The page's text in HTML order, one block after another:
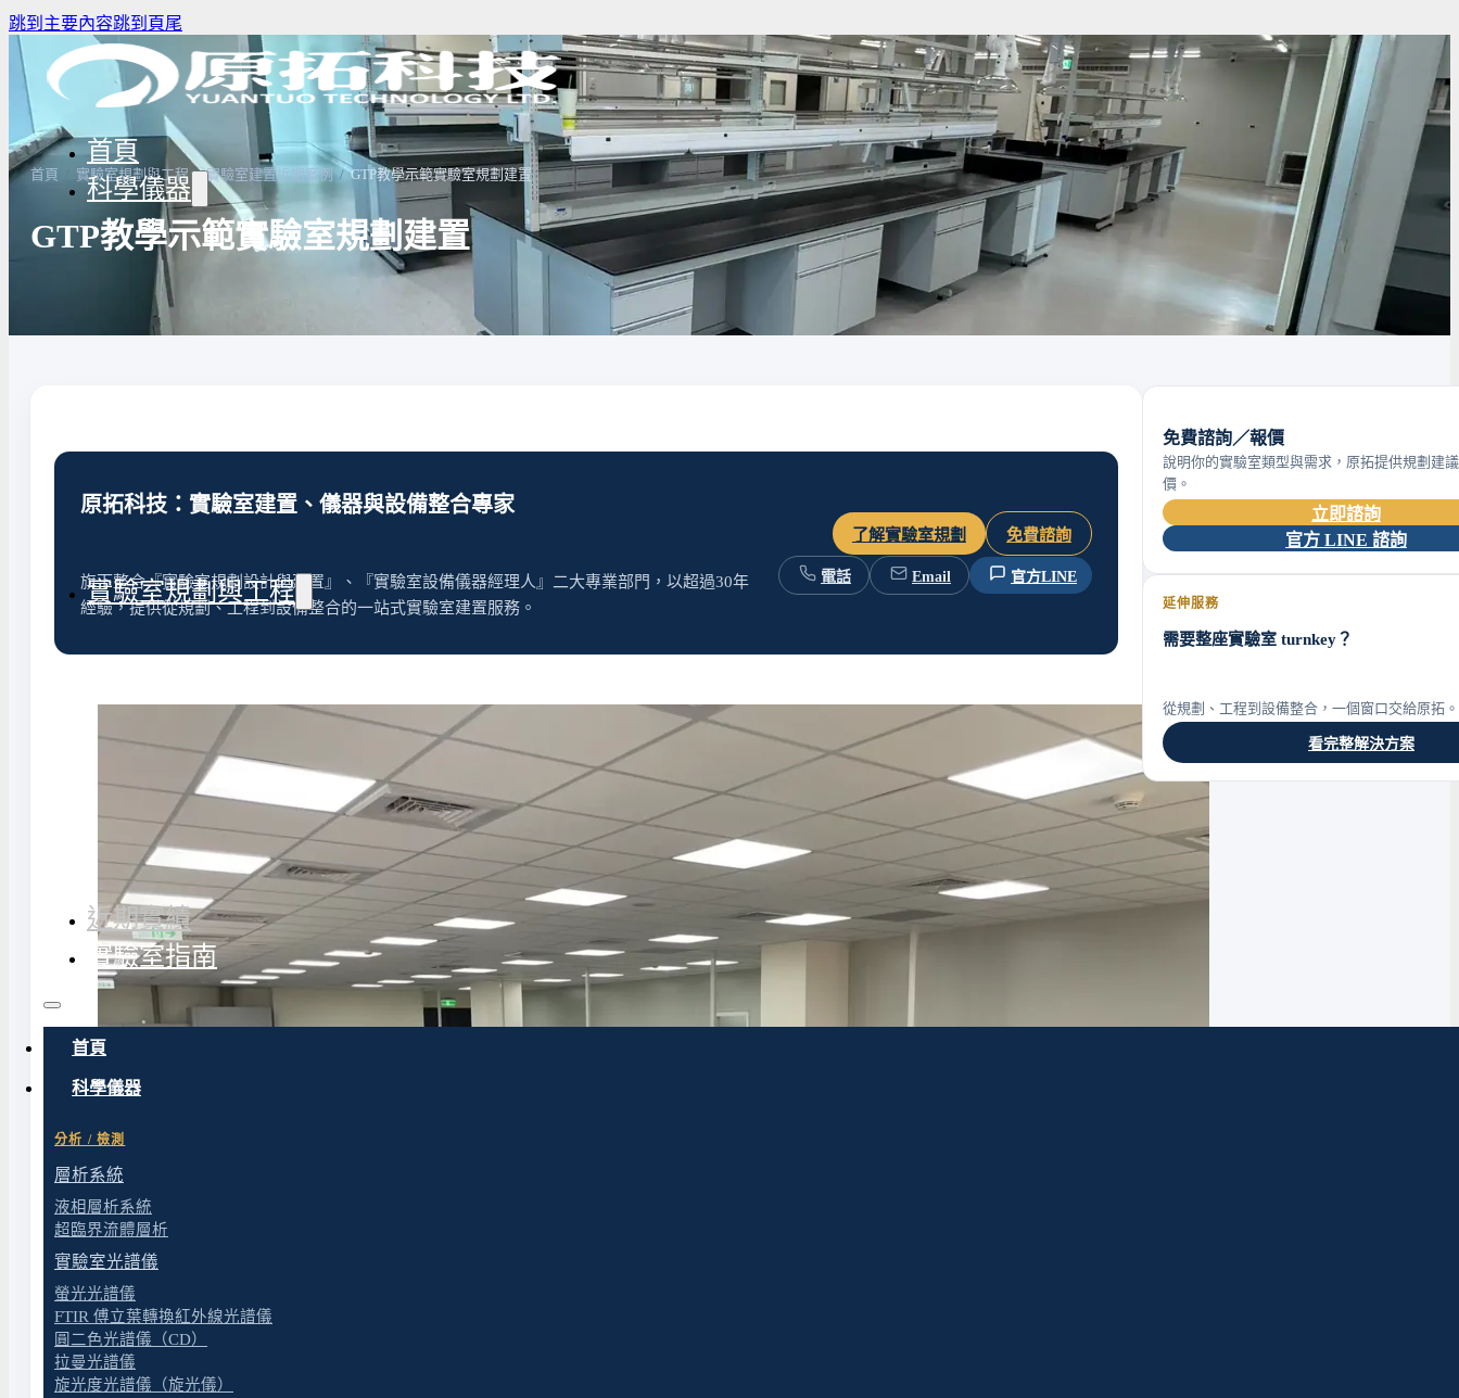
跳到主要內容跳到頁尾
首頁
科學儀器
溫循環裝置
捕捉器 | 浸入式冷卻器 科學儀器經理人服務
實驗室規劃與工程
實驗室周邊工程
地板鋪設工程
天花板工程
隔間工程
環境汙染防治工程設備
實驗室儲存設備
實驗室配件與無塵室設備
近期實績
實驗室指南
首頁
科學儀器
分析 / 檢測
層析系統
液相層析系統
超臨界流體層析
實驗室光譜儀
螢光光譜儀
FTIR 傅立葉轉換紅外線光譜儀
圓二色光譜儀（CD）
拉曼光譜儀
旋光度光譜儀（旋光儀）
首頁 實驗室規劃與工程 / 實驗室建置近期案例 / GTP教學示範實驗室規劃建置
GTP教學示範實驗室規劃建置
原拓科技：實驗室建置、儀器與設備整合專家
旗下整合『實驗室規劃設計與建置』、『實驗室設備儀器經理人』二大專業部門，以超過30年
經驗，提供從規劃、工程到設備整合的一站式實驗室建置服務。
了解實驗室規劃 免費諮詢
電話 Email 官方LINE
免費諮詢／報價
說明你的實驗室類型與需求，原拓提供規劃建
價。
立即諮詢
官方 LINE 諮詢
延伸服務
需要整座實驗室 turnkey？
從規劃、工程到設備整合，一個窗口交給原拓。
看完整解決方案